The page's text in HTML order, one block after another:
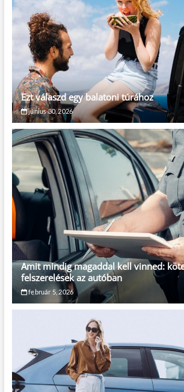
Ezt válaszd egy balatoni túrához
június 30, 2026
Amit mindig magaddal kell vinned:
felszerelések az autóban
február 5, 2026